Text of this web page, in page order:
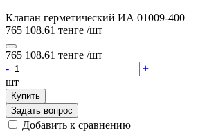
Клапан герметический ИА 01009-400
765 108.61 тенге /шт
765 108.61 тенге /шт
-
+
шт
Купить
Задать вопрос
Добавить к сравнению